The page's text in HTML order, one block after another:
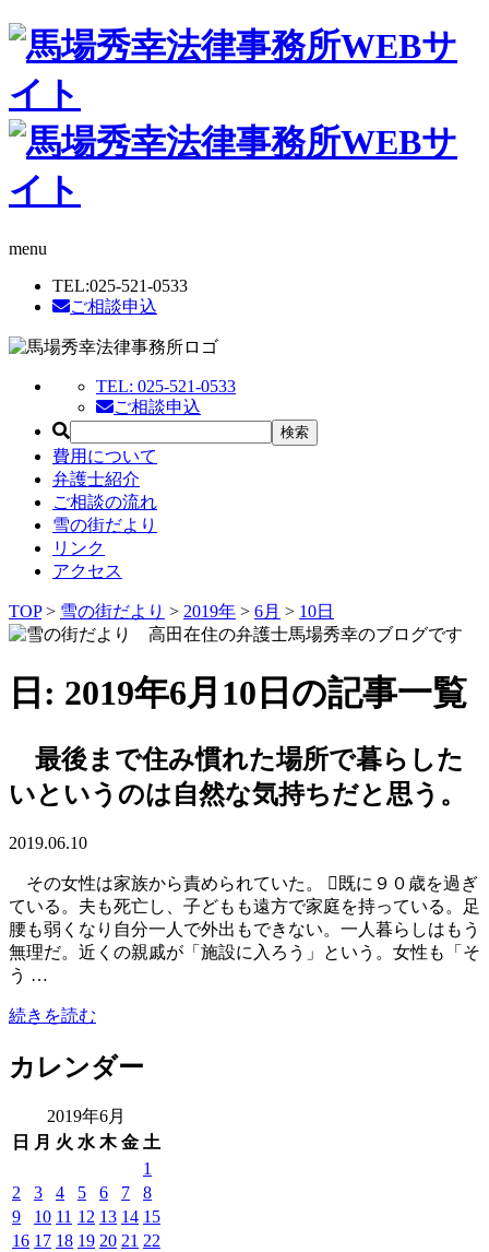
menu
TEL:025-521-0533
ご相談申込
TEL: 025-521-0533
ご相談申込
費用について
弁護士紹介
ご相談の流れ
雪の街だより
リンク
アクセス
TOP> 雪の街だより > 2019年 > 6月 > 10日
日: 2019年6月10日の記事一覧
最後まで住み慣れた場所で暮らした
いというのは自然な気持ちだと思う。
2019.06.10
その女性は家族から責められていた。 既に９０歳を過ぎ
ている。夫も死亡し、子どもも遠方で家庭を持っている。足
腰も弱くなり自分一人で外出もできない。一人暮らしはもう
無理だ。近くの親戚が「施設に入ろう」という。女性も「そ
う …
続きを読む
カレンダー
2019年6月
日 月 火 水 木 金 土
1
2
3 4 5 6 7
8
9
10 11 12 13 14 15
16 17 18 19 20 21 22